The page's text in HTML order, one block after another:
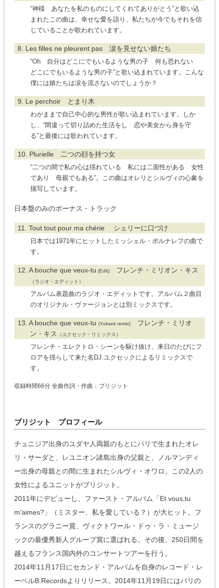
“神様 あなたを私のものにしてくれてありがとう”と歌い込
まれたこの曲は、幸せな愛を語り、私たちが今でもそれを信
じていることが歌われています。
8. Les filles ne pleurent pas 涙を見せない娘たち
“Oh 自分はどこにでもいるような男の子 何も恐れない
どこにでもいるような男の子”と歌い込まれています。こんな
僕には娘たちは涙を流さないのでしょうか？
9. Le perchoir とまり木
わがままで自己中心的な男性が歌い込まれています。しか
し、“間違って切り詰めた生活をし 恋や美女から身を守
る”と最後には歌われています。
10. Plurielle 二つの顔を持つ女
“二つの間で私の心は揺れている 私には二面性がある 女性
であり 母親でもある”。この曲はオレリとシルヴィの心象を
描写しています。
日本盤のみのボーナス・トラック
11. Tout tout pour ma chérie シェリーに口づけ
日本では1971年にヒットしたミッシェル・ポルナレフの曲で
す。
12. A bouche que veux-tu (Edit)フレンチ・ミリオン・キス
（ラジオ・エディット）
アルバム表題曲のラジオ・エディットです。アルバム２曲目
のオリジナル・ヴァージョンとは別ミックスです。
13. A bouche que veux-tu (Yuksek remix)フレンチ・ミリオ
ン・キス
（ユクセック・リミックス）
フレンチ・エレクトロ・シーンを駆け抜け、来日のたびにフ
ロアを揺らして来た名DJ.ユクセックによるリミックスで
す。
収録時間66分 全曲作詞・作曲：ブリジット
ブリジット プロフィール
チュニジア出身のユダヤ人両親のもとにパリで生まれたオレ
リ・サーダと、レユニオン諸島出身の父親と、ノルマンディ
ー出身の母親との間に生まれたシルヴィ・オワロ。この2人の
女性によるユニットがブリジット。
2011年にデビューし、ファースト・アルバム「Et vous,tu
m'aimes?」（ミスター、私を愛している？）が大ヒット。フ
ランスのグラニー賞、ヴィクトワール・ドゥ・ラ・ミュージ
ックの最優秀新人グループ賞に選ばれる。その後、250日間を
越えるフランス国内外のコンサートツアーを行う。
2014年11月17日にセカンド・アルバムを自身のレコード・レ
ーベルB.Recordsよりリリース。2014年11月19日にはパリの